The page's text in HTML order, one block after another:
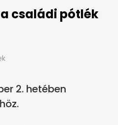
családi pótlék
2. hetében